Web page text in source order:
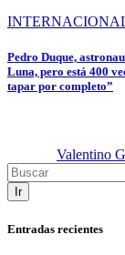
Pedro Duque,
Luna, pero está 400
tapar por completo”
Valentino
Ir
Entradas recientes